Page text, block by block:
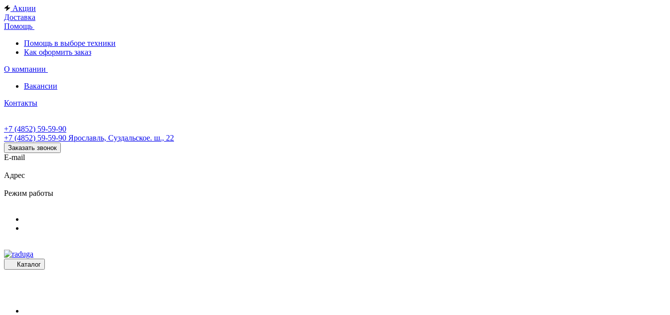
Акции
Доставка
Помощь
Помощь в выборе техники
Как оформить заказ
О компании
Вакансии
Контакты
+7 (4852) 59-59-90
+7 (4852) 59-59-90 Ярославль, Суздальское. ш., 22
Заказать звонок
E-mail
Адрес
Режим работы
Каталог